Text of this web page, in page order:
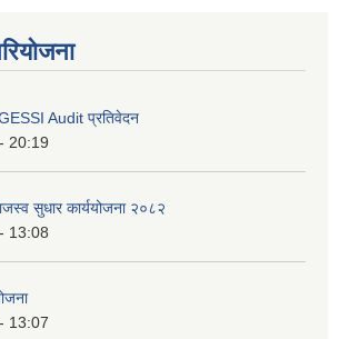
Audit प्रतिवेदन
20:19
सुधार कार्ययोजना २०८२
13:08
13:07